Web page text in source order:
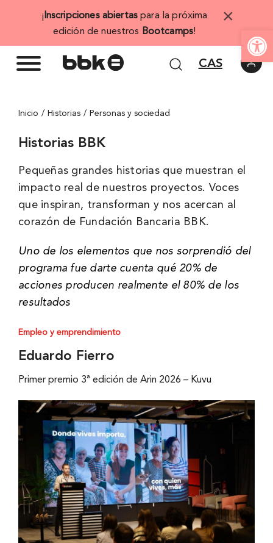
Abrir
¡ Inscripciones abiertas para la próxima
edición de nuestros Bootcamps!
×
CAS
Inicio Historias Personas y sociedad
Historias BBK
Pequeñas grandes historias que muestran el
impacto real de nuestros proyectos. Voces
que inspiran, transforman y nos acercan al
corazón de Fundación Bancaria BBK.
Uno de los elementos que nos sorprendió del
programa fue darte cuenta qué 20% de
acciones producen realmente el 80% de los
resultados
Empleo y emprendimiento
Eduardo Fierro
Primer premio 3ª edición de Arin 2026 – Kuvu